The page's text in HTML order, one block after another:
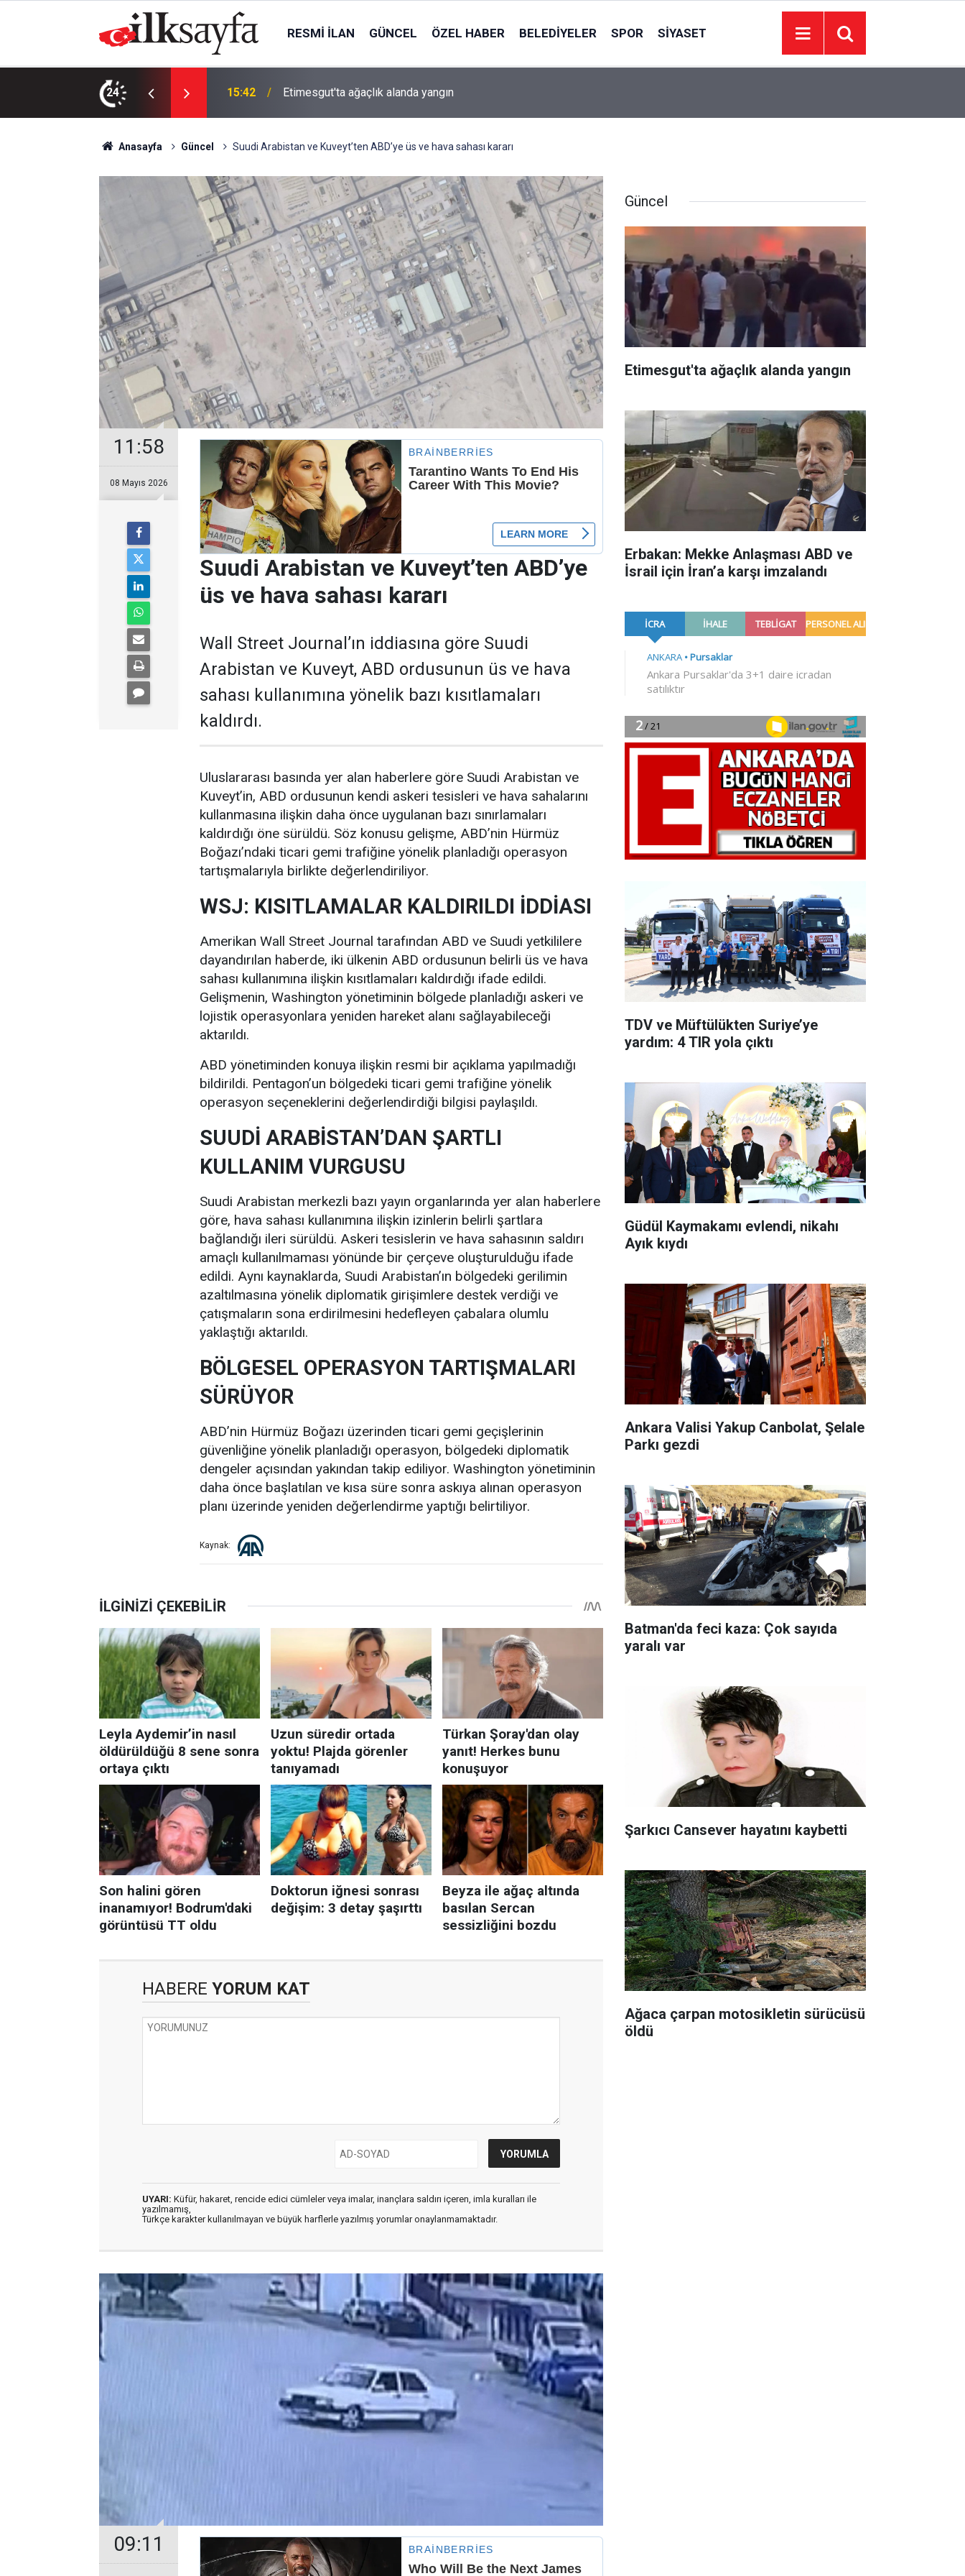
RESMI İLAN GÜNCEL ÖZEL HABER BELEDIYELER SPOR SIYASET
24 15:42 Etimesgut'ta ağaçlık alanda yangın
Anasayfa Güncel Suudi Arabistan ve Kuveyt’ten ABD’ye üs ve hava sahası kararı
11:58
08 Mayıs 2026
Suudi Arabistan ve Kuveyt’ten ABD’ye
üs ve hava sahası kararı
Wall Street Journal’ın iddiasına göre Suudi
Arabistan ve Kuveyt, ABD ordusunun üs ve hava
sahası kullanımına yönelik bazı kısıtlamaları
kaldırdı.
Uluslararası basında yer alan haberlere göre Suudi Arabistan ve
Kuveyt’in, ABD ordusunun kendi askeri tesisleri ve hava sahalarını
kullanmasına ilişkin daha önce uygulanan bazı sınırlamaları
kaldırdığı öne sürüldü. Söz konusu gelişme, ABD’nin Hürmüz
Boğazı’ndaki ticari gemi trafiğine yönelik planladığı operasyon
tartışmalarıyla birlikte değerlendiriliyor.
WSJ: KISITLAMALAR KALDIRILDI İDDİASI
Amerikan Wall Street Journal tarafından ABD ve Suudi yetkililere
dayandırılan haberde, iki ülkenin ABD ordusunun belirli üs ve hava
sahası kullanımına ilişkin kısıtlamaları kaldırdığı ifade edildi.
Gelişmenin, Washington yönetiminin bölgede planladığı askeri ve
lojistik operasyonlara yeniden hareket alanı sağlayabileceği
aktarıldı.
ABD yönetiminden konuya ilişkin resmi bir açıklama yapılmadığı
bildirildi. Pentagon’un bölgedeki ticari gemi trafiğine yönelik
operasyon seçeneklerini değerlendirdiği bilgisi paylaşıldı.
SUUDİ ARABİSTAN’DAN ŞARTLI
KULLANIM VURGUSU
Suudi Arabistan merkezli bazı yayın organlarında yer alan haberlere
göre, hava sahası kullanımına ilişkin izinlerin belirli şartlara
bağlandığı ileri sürüldü. Askeri tesislerin ve hava sahasının saldırı
amaçlı kullanılmaması yönünde bir çerçeve oluşturulduğu ifade
edildi. Aynı kaynaklarda, Suudi Arabistan’ın bölgedeki gerilimin
azaltılmasına yönelik diplomatik girişimlere destek verdiği ve
çatışmaların sona erdirilmesini hedefleyen çabalara olumlu
yaklaştığı aktarıldı.
BÖLGESEL OPERASYON TARTIŞMALARI
SÜRÜYOR
ABD’nin Hürmüz Boğazı üzerinden ticari gemi geçişlerinin
güvenliğine yönelik planladığı operasyon, bölgedeki diplomatik
dengeler açısından yakından takip ediliyor. Washington yönetiminin
daha önce başlatılan ve kısa süre sonra askıya alınan operasyon
planı üzerinde yeniden değerlendirme yaptığı belirtiliyor.
Kaynak:
HABERE YORUM KAT
UYARI: Küfür, hakaret, rencide edici cümleler veya imalar, inançlara saldırı içeren, imla kuralları ile
yazılmamış,
Türkçe karakter kullanılmayan ve büyük harflerle yazılmış yorumlar onaylanmamaktadır.
09:11
Güncel
Etimesgut'ta ağaçlık alanda yangın
Erbakan: Mekke Anlaşması ABD ve
İsrail için İran’a karşı imzalandı
TDV ve Müftülükten Suriye’ye
yardım: 4 TIR yola çıktı
Güdül Kaymakamı evlendi, nikahı
Ayık kıydı
Ankara Valisi Yakup Canbolat, Şelale
Parkı gezdi
Batman'da feci kaza: Çok sayıda
yaralı var
Şarkıcı Cansever hayatını kaybetti
Ağaca çarpan motosikletin sürücüsü
öldü